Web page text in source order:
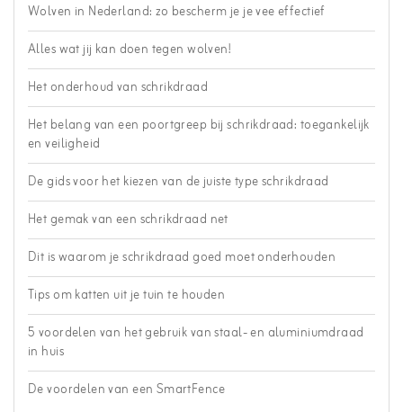
Wolven in Nederland: zo bescherm je je vee effectief
Alles wat jij kan doen tegen wolven!
Het onderhoud van schrikdraad
Het belang van een poortgreep bij schrikdraad: toegankelijk
en veiligheid
De gids voor het kiezen van de juiste type schrikdraad
Het gemak van een schrikdraad net
Dit is waarom je schrikdraad goed moet onderhouden
Tips om katten uit je tuin te houden
5 voordelen van het gebruik van staal- en aluminiumdraad
in huis
De voordelen van een SmartFence